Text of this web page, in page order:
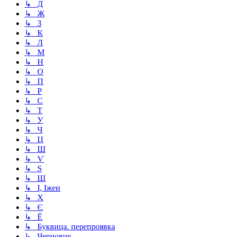
↳ Д
↳ Ж
↳ З
↳ К
↳ Л
↳ М
↳ Н
↳ О
↳ П
↳ Р
↳ С
↳ Т
↳ У
↳ Ч
↳ Ц
↳ Ш
↳ Ѵ
↳ Ѕ
↳ Щ
↳ І, Іжеи
↳ Х
↳ Є
↳ Ё
↳ Буквица. перепроявка